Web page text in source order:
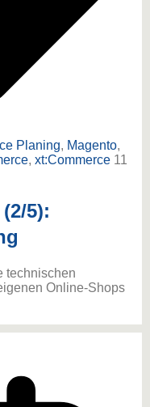
Planing, Magento,
, xt:Commerce 11
5):
technischen
Online-Shops